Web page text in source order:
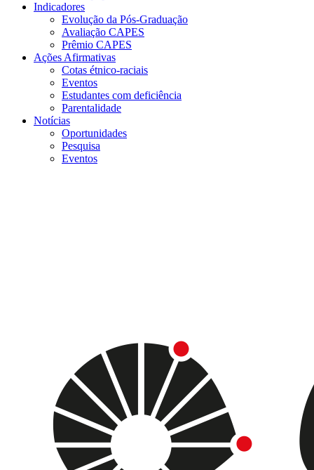
Indicadores
Evolução da Pós-Graduação
Avaliação CAPES
Prêmio CAPES
Ações Afirmativas
Cotas étnico-raciais
Eventos
Estudantes com deficiência
Parentalidade
Notícias
Oportunidades
Pesquisa
Eventos